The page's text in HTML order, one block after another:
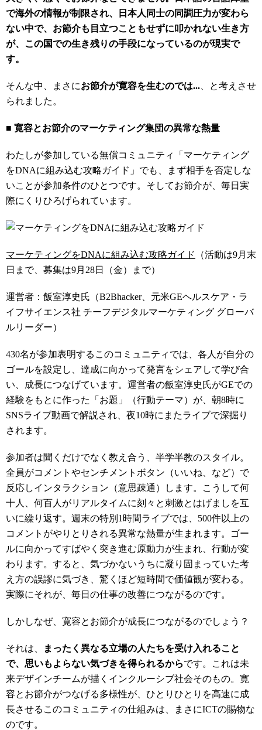
で海外の情報が制限され、日本人同士の同調圧力が変わら
ない中で、お節介も目立つこともせずに叩かれない生き方
が、この国での生き残りの手段になっているのが現実で
す。
そんな中、まさにお節介が寛容を生むのでは... 、と考えさせ
られました。
■ 寛容とお節介のマーケティング集団の異常な熱量
わたしが参加している無償コミュニティ「マーケティング
をDNAに組み込む攻略ガイド」でも、まず相手を否定しな
いことが参加条件のひとつです。そしてお節介が、毎日実
際にくりひろげられています。
マーケティングをDNAに組み込む攻略ガイド
（活動は9月末
日まで、募集は9月28日（金）まで）
運営者：飯室淳史氏（B2Bhacker、元米GEヘルスケア・ラ
イフサイエンス社 チーフデジタルマーケティング グローバ
ルリーダー）
430名が参加表明するこのコミュニティでは、各人が自分の
ゴールを設定し、達成に向かって発言をシェアして学び合
い、成長につなげています。運営者の飯室淳史氏がGEでの
経験をもとに作った「お題」（行動テーマ）が、朝8時に
SNSライブ動画で解説され、夜10時にまたライブで深掘り
されます。
参加者は聞くだけでなく教え合う、半学半教のスタイル。
全員がコメントやセンチメントボタン（いいね、など）で
反応しインタラクション（意思疎通）します。こうして何
十人、何百人がリアルタイムに刻々と刺激とはげましを互
いに繰り返す。週末の特別1時間ライブでは、500件以上の
コメントがやりとりされる異常な熱量が生まれます。ゴー
ルに向かってすばやく突き進む原動力が生まれ、行動が変
わります。すると、気づかないうちに凝り固まっていた考
え方の誤謬に気づき、驚くほど短時間で価値観が変わる。
実際にそれが、毎日の仕事の改善につながるのです。
しかしなぜ、寛容とお節介が成長につながるのでしょう？
それは、 まったく異なる立場の人たちを受け入れること
で、思いもよらない気づきを得られるからです。これは未
来デザインチームが描くインクルーシブ社会そのもの。寛
容とお節介がつなげる多様性が、ひとりひとりを高速に成
長させるこのコミュニティの仕組みは、まさにICTの賜物な
のです。